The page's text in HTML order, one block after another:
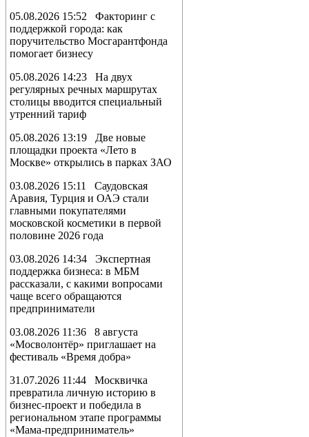
05.08.2026 15:52 Факторинг с
поддержкой города: как
поручительство Мосгарантфонда
помогает бизнесу
05.08.2026 14:23 На двух
регулярных речных маршрутах
столицы вводится специальный
утренний тариф
05.08.2026 13:19 Две новые
площадки проекта «Лето в
Москве» открылись в парках ЗАО
03.08.2026 15:11 Саудовская
Аравия, Турция и ОАЭ стали
главными покупателями
московской косметики в первой
половине 2026 года
03.08.2026 14:34 Экспертная
поддержка бизнеса: в МБМ
рассказали, с какими вопросами
чаще всего обращаются
предприниматели
03.08.2026 11:36 8 августа
«Мосволонтёр» приглашает на
фестиваль «Время добра»
31.07.2026 11:44 Москвичка
превратила личную историю в
бизнес-проект и победила в
региональном этапе программы
«Мама-предприниматель»